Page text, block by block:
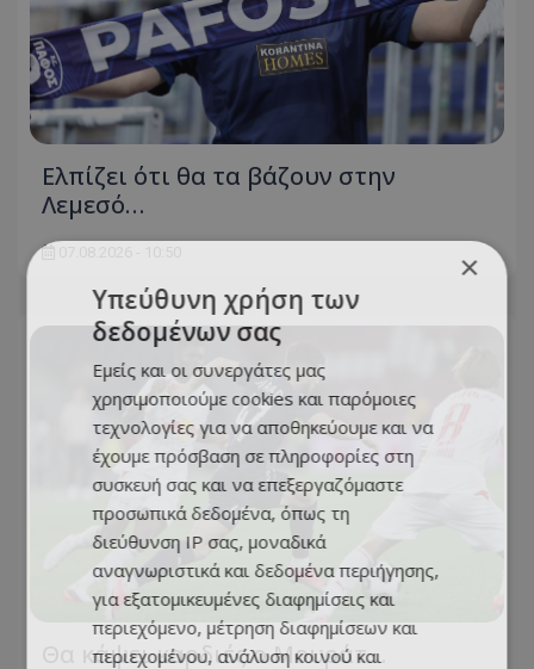
Ελπίζει ότι θα τα βάζουν στην
Λεμεσό…
Θα κάψει καρδιές ο Μουράτ…
×
Υπεύθυνη χρήση των
δεδομένων σας
Εμείς και οι συνεργάτες μας
χρησιμοποιούμε cookies και παρόμοιες
τεχνολογίες για να αποθηκεύουμε και να
έχουμε πρόσβαση σε πληροφορίες στη
συσκευή σας και να επεξεργαζόμαστε
προσωπικά δεδομένα, όπως τη
διεύθυνση IP σας, μοναδικά
αναγνωριστικά και δεδομένα περιήγησης,
για εξατομικευμένες διαφημίσεις και
περιεχόμενο, μέτρηση διαφημίσεων και
περιεχομένου, ανάλυση κοινού και